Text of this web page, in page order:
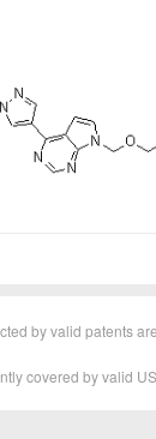
by valid patents
covered by valid